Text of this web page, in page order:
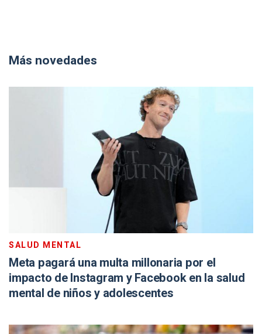
Más novedades
SALUD MENTAL
Meta pagará una multa millonaria por el
impacto de Instagram y Facebook en la salud
mental de niños y adolescentes